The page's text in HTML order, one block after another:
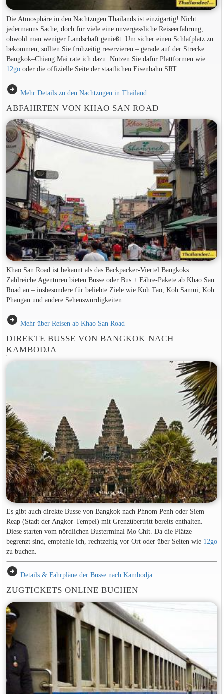
Die Atmosphäre in den Nachtzügen Thailands ist einzigartig! Nicht
jedermanns Sache, doch für viele eine unvergessliche Reiseerfahrung,
obwohl man weniger Landschaft genießt. Um sicher einen Schlafplatz zu
bekommen, sollten Sie frühzeitig reservieren – gerade auf der Strecke
Bangkok–Chiang Mai rate ich dazu. Nutzen Sie dafür Plattformen wie
12gooder die offizielle Seite der staatlichen Eisenbahn SRT.
arrow_circle_right Mehr Details zu den Nachtzügen in Thailand
ABFAHRTEN VON KHAO SAN ROAD
Khao San Road ist bekannt als das Backpacker-Viertel Bangkoks.
Zahlreiche Agenturen bieten Busse oder Bus + Fähre-Pakete ab Khao San
Road an – insbesondere für beliebte Ziele wie Koh Tao, Koh Samui, Koh
Phangan und andere Sehenswürdigkeiten.
arrow_circle_right Mehr über Reisen ab Khao San Road
DIREKTE BUSSE VON BANGKOK NACH
KAMBODJA
Es gibt auch direkte Busse von Bangkok nach Phnom Penh oder Siem
Reap (Stadt der Angkor-Tempel) mit Grenzübertritt bereits enthalten.
Diese starten vom nördlichen Busterminal Mo Chit. Da die Plätze
begrenzt sind, empfehle ich, rechtzeitig vor Ort oder über Seiten wie 12go
zu buchen.
arrow_circle_right Details & Fahrpläne der Busse nach Kambodja
ZUGTICKETS ONLINE BUCHEN